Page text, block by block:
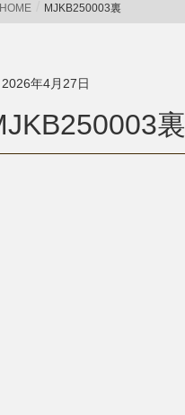
HOME MJKB250003裏
2026年4月27日
MJKB250003裏